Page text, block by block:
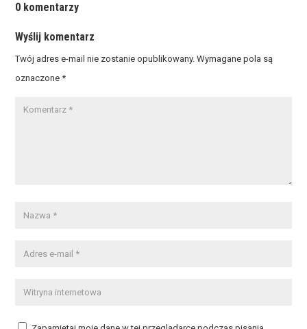
0 komentarzy
Wyślij komentarz
Twój adres e-mail nie zostanie opublikowany. Wymagane pola są
oznaczone*